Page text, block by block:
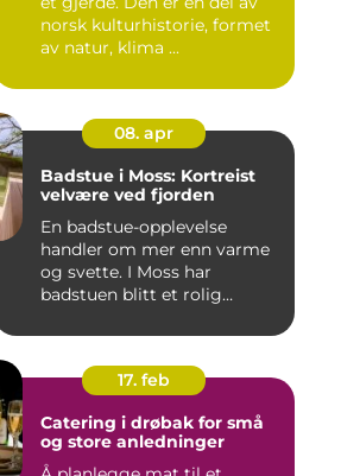
norsk kulturhistorie, formet
av natur, klima ...
08. apr
Badstue i Moss: Kortreist
velvære ved fjorden
En badstue-opplevelse
handler om mer enn varme
og svette. I Moss har
badstuen blitt et rolig
17. feb
Catering i drøbak for små
og store anledninger